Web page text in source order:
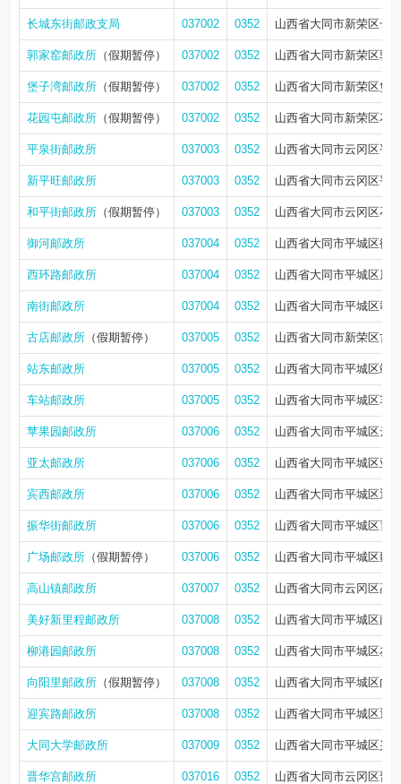
长城东街邮政支局 037002 0352 山西省大同市新荣区长
郭家窑邮政所 （假期暂停） 037002 0352 山西省大同市新荣区郭
堡子湾邮政所 （假期暂停） 037002 0352 山西省大同市新荣区堡
花园屯邮政所 （假期暂停） 037002 0352 山西省大同市新荣区花
平泉街邮政所 037003 0352 山西省大同市云冈区平
新平旺邮政所 037003 0352 山西省大同市云冈区平
和平街邮政所 （假期暂停） 037003 0352 山西省大同市云冈区石
御河邮政所 037004 0352 山西省大同市平城区御
西环路邮政所 037004 0352 山西省大同市平城区晨
南街邮政所 037004 0352 山西省大同市平城区司
古店邮政所 （假期暂停） 037005 0352 山西省大同市新荣区古
站东邮政所 037005 0352 山西省大同市平城区站
车站邮政所 037005 0352 山西省大同市平城区车
苹果园邮政所 037006 0352 山西省大同市平城区云
亚太邮政所 037006 0352 山西省大同市平城区亚
宾西邮政所 037006 0352 山西省大同市平城区迎
振华街邮政所 037006 0352 山西省大同市平城区育
广场邮政所 （假期暂停） 037006 0352 山西省大同市平城区魏
高山镇邮政所 037007 0352 山西省大同市云冈区高
美好新里程邮政所 037008 0352 山西省大同市平城区南
柳港园邮政所 037008 0352 山西省大同市平城区友
向阳里邮政所 （假期暂停） 037008 0352 山西省大同市平城区向
迎宾路邮政所 037008 0352 山西省大同市平城区迎
大同大学邮政所 037009 0352 山西省大同市平城区兴
晋华宫邮政所 037016 0352 山西省大同市云冈区晋